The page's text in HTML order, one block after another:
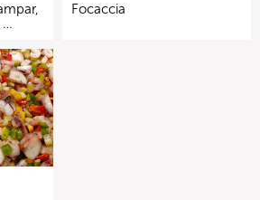
…
Focaccia